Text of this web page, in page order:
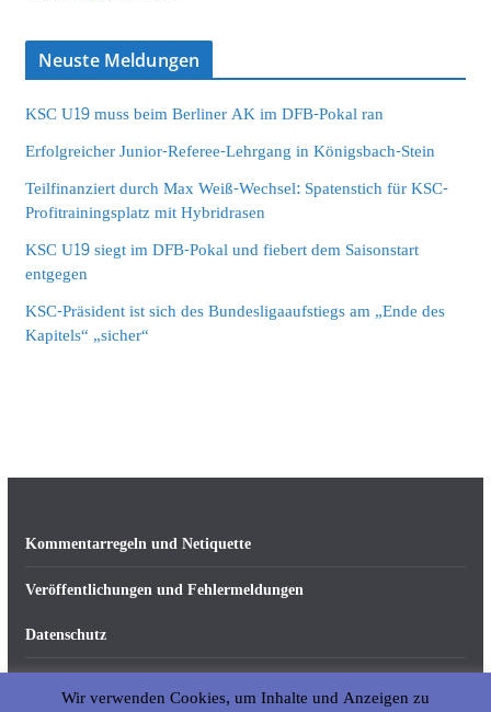
Neuste Meldungen
KSC U19 muss beim Berliner AK im DFB-Pokal ran
Erfolgreicher Junior-Referee-Lehrgang in Königsbach-Stein
Teilfinanziert durch Max Weiß-Wechsel: Spatenstich für KSC-
Profitrainingsplatz mit Hybridrasen
KSC U19 siegt im DFB-Pokal und fiebert dem Saisonstart
entgegen
KSC-Präsident ist sich des Bundesligaaufstiegs am „Ende des
Kapitels“ „sicher“
Kommentarregeln und Netiquette
Veröffentlichungen und Fehlermeldungen
Datenschutz
Impressum
Wir verwenden Cookies, um Inhalte und Anzeigen zu